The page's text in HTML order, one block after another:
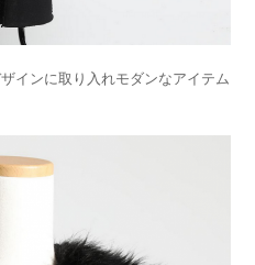
インに取り入れモダンなアイテム